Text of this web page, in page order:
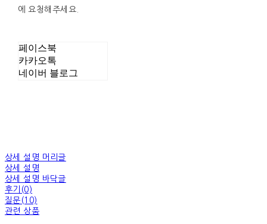
에 요청해주세요.
페이스북
카카오톡
네이버 블로그
상세 설명 머리글
상세 설명
상세 설명 바닥글
후기(0)
질문(10)
관련 상품